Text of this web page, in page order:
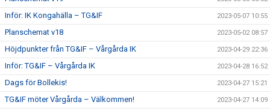
Inför: IK Kongahälla – TG&IF 2023-05-07 10:55
Planschemat v18 2023-05-02 08:57
Höjdpunkter från TG&IF – Vårgårda IK 2023-04-29 22:36
Inför: TG&IF – Vårgårda IK 2023-04-28 16:52
Dags för Bollekis! 2023-04-27 15:21
TG&IF möter Vårgårda – Välkommen! 2023-04-27 14:09